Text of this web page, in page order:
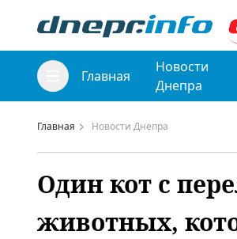
Главная
Новости
Днепра
Главная Новости Днепра
Один кот с
животных,